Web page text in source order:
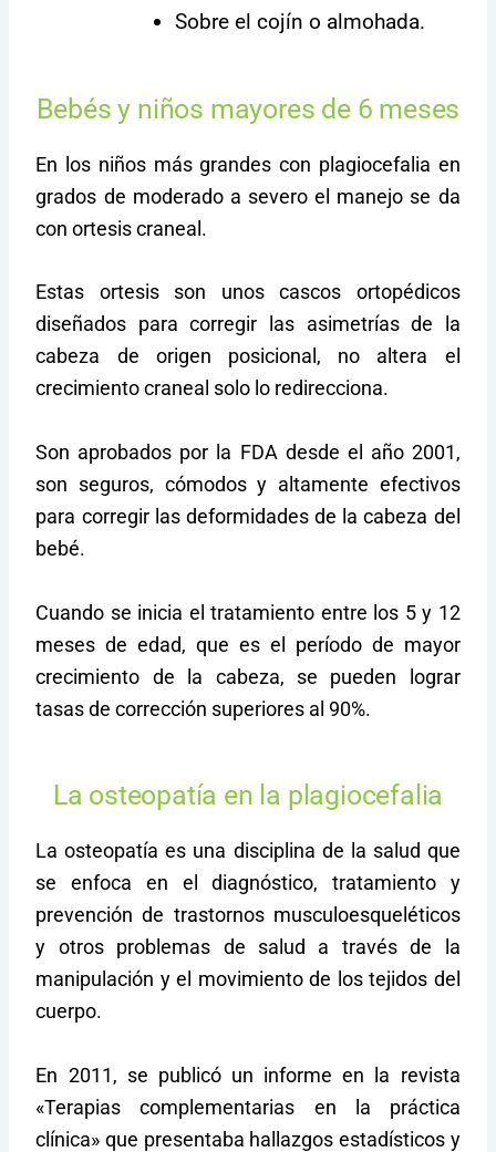
Sobre el cojín o almohada.
Bebés y niños mayores de 6 meses
En los niños más grandes con plagiocefalia en
grados de moderado a severo el manejo se da
con ortesis craneal.
Estas ortesis son unos cascos ortopédicos
diseñados para corregir las asimetrías de la
cabeza de origen posicional, no altera el
crecimiento craneal solo lo redirecciona.
Son aprobados por la FDA desde el año 2001,
son seguros, cómodos y altamente efectivos
para corregir las deformidades de la cabeza del
bebé.
Cuando se inicia el tratamiento entre los 5 y 12
meses de edad, que es el período de mayor
crecimiento de la cabeza, se pueden lograr
tasas de corrección superiores al 90%.
La osteopatía en la plagiocefalia
La osteopatía es una disciplina de la salud que
se enfoca en el diagnóstico, tratamiento y
prevención de trastornos musculoesqueléticos
y otros problemas de salud a través de la
manipulación y el movimiento de los tejidos del
cuerpo.
En 2011, se publicó un informe en la revista
«Terapias complementarias en la práctica
clínica» que presentaba hallazgos estadísticos y